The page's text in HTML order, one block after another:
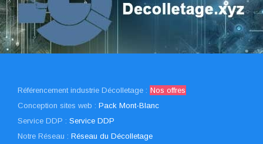
Référencement industrie Décolletage : Nos offres
Conception sites web : Pack Mont-Blanc
Service DDP : Service DDP
Notre Réseau : Réseau du Décolletage